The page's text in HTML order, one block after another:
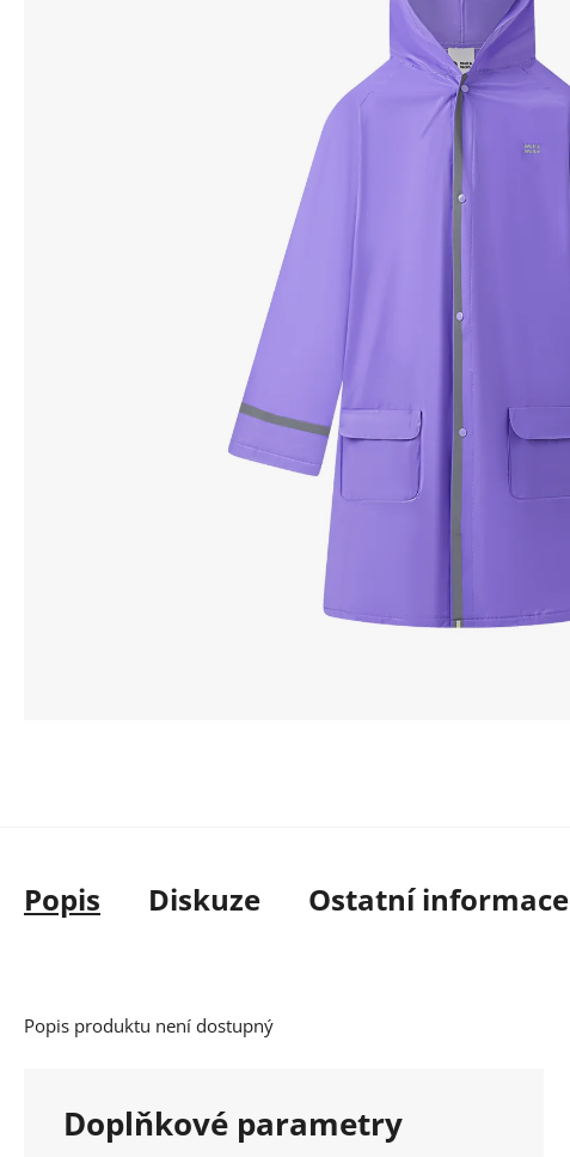
Popis Diskuze Ostatní informace
Popis produktu není dostupný
Doplňkové parametry